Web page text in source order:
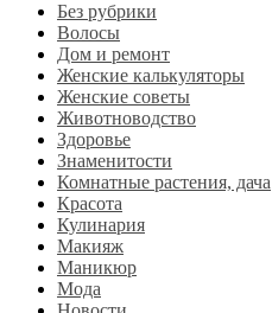
Без рубрики
Волосы
Дом и ремонт
Женские калькуляторы
Женские советы
Животноводство
Здоровье
Знаменитости
Комнатные растения, дача
Красота
Кулинария
Макияж
Маникюр
Мода